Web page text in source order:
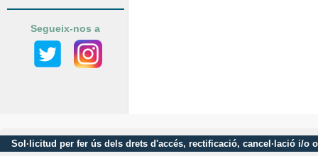
Segueix-nos a
Sol·licitud per fer ús dels drets d'accés, rectificació, cancel·lació i/